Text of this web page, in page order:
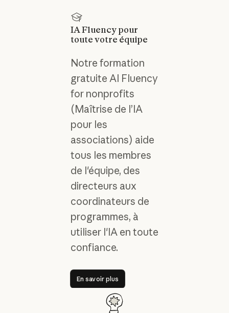
IA Fluency pour
toute votre équipe
Notre formation
gratuite AI Fluency
for nonprofits
(Maîtrise de l’IA
pour les
associations) aide
tous les membres
de l'équipe, des
directeurs aux
coordinateurs de
programmes, à
utiliser l'IA en toute
confiance.
En savoir plus
En savoir plus